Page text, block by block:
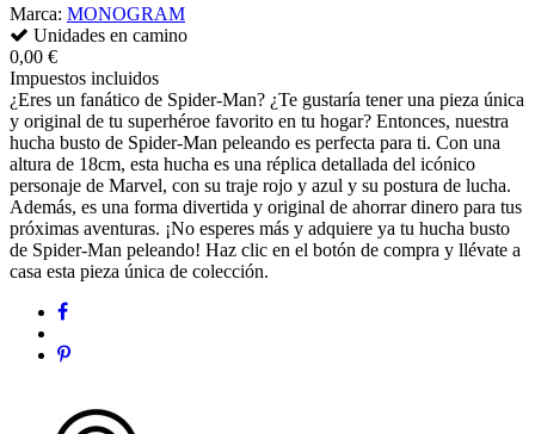
Marca: MONOGRAM
Unidades en camino
0,00 €
Impuestos incluidos
¿Eres un fanático de Spider-Man? ¿Te gustaría tener una pieza única
y original de tu superhéroe favorito en tu hogar? Entonces, nuestra
hucha busto de Spider-Man peleando es perfecta para ti. Con una
altura de 18cm, esta hucha es una réplica detallada del icónico
personaje de Marvel, con su traje rojo y azul y su postura de lucha.
Además, es una forma divertida y original de ahorrar dinero para tus
próximas aventuras. ¡No esperes más y adquiere ya tu hucha busto
de Spider-Man peleando! Haz clic en el botón de compra y llévate a
casa esta pieza única de colección.